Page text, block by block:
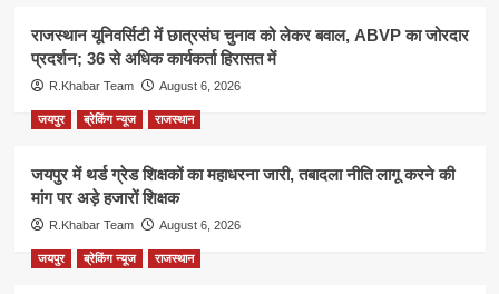
राजस्थान यूनिवर्सिटी में छात्रसंघ चुनाव को लेकर बवाल, ABVP का जोरदार
प्रदर्शन; 36 से अधिक कार्यकर्ता हिरासत में
R.Khabar Team August 6, 2026
जयपुर ब्रेकिंग न्यूज राजस्थान
जयपुर में थर्ड ग्रेड शिक्षकों का महाधरना जारी, तबादला नीति लागू करने की
मांग पर अड़े हजारों शिक्षक
R.Khabar Team August 6, 2026
जयपुर ब्रेकिंग न्यूज राजस्थान